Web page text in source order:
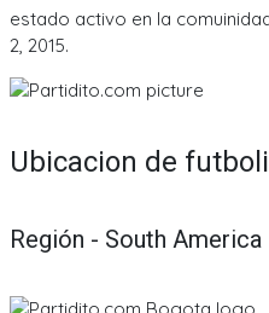
estado activo en la
2, 2015.
Ubicacion de
Región - South America